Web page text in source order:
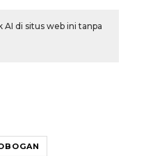
di situs web ini tanpa